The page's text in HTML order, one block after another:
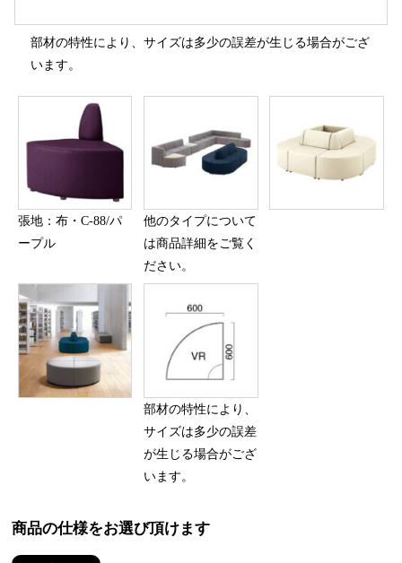
部材の特性により、サイズは多少の誤差が生じる場合がござ
います。
張地：布・C-88/パ
ープル
他のタイプについて
は商品詳細をご覧く
ださい。
部材の特性により、
サイズは多少の誤差
が生じる場合がござ
います。
商品の仕様をお選び頂けます